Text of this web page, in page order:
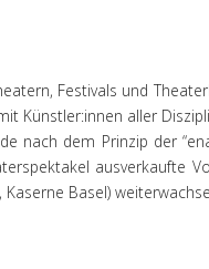
Festivals und
Künstler:innen aller
nach dem Prinzip der
ausverkaufte
Basel)